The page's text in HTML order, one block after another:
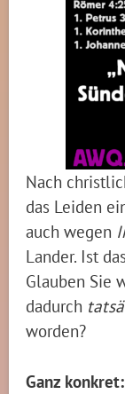
Nach
das Leiden
auch wegen
Lander. Ist
Glauben Sie
dadurch
worden?
Ganz konkret: